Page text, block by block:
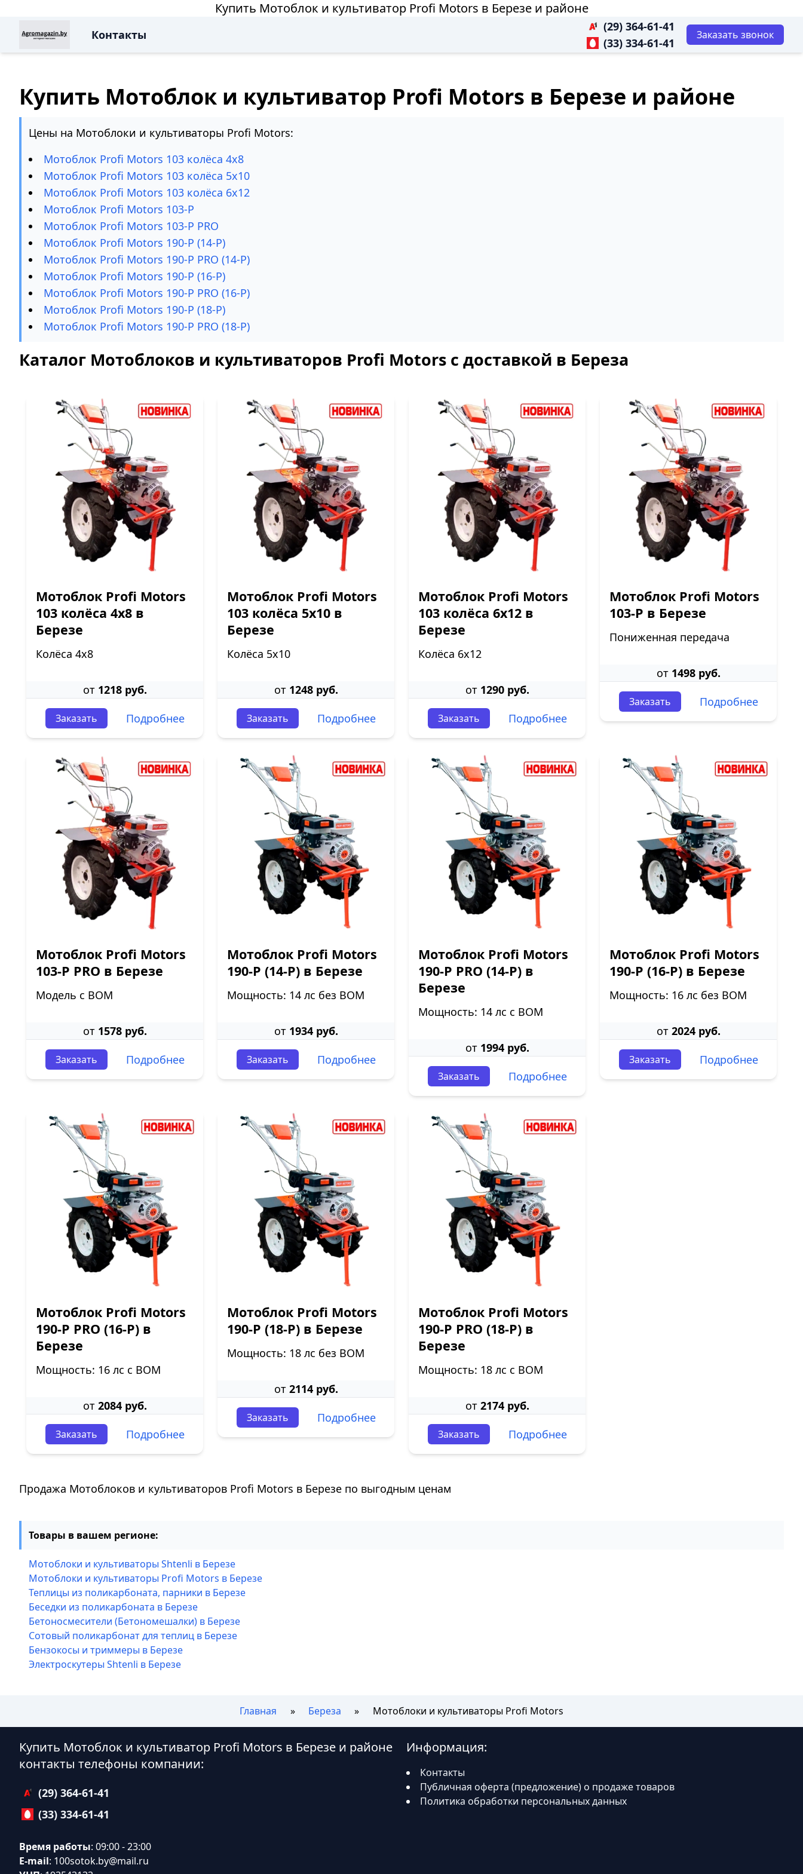
Купить Мотоблок и культиватор Profi Motors в Березе и районе
Контакты
(29) 364-61-41
(33) 334-61-41
Заказать звонок
Купить Мотоблок и культиватор Profi Motors в Березе и районе
Цены на Мотоблоки и культиваторы Profi Motors:
Мотоблок Profi Motors 103 колёса 4х8
Мотоблок Profi Motors 103 колёса 5х10
Мотоблок Profi Motors 103 колёса 6х12
Мотоблок Profi Motors 103-P
Мотоблок Profi Motors 103-P PRO
Мотоблок Profi Motors 190-P (14-P)
Мотоблок Profi Motors 190-P PRO (14-P)
Мотоблок Profi Motors 190-P (16-P)
Мотоблок Profi Motors 190-P PRO (16-P)
Мотоблок Profi Motors 190-P (18-P)
Мотоблок Profi Motors 190-P PRO (18-P)
Каталог Мотоблоков и культиваторов Profi Motors с доставкой в Береза
Мотоблок Profi Motors
103 колёса 4х8 в
Березе
Колёса 4х8
от 1218 руб.
Заказать Подробнее
Мотоблок Profi Motors
103 колёса 5х10 в
Березе
Колёса 5х10
от 1248 руб.
Заказать Подробнее
Мотоблок Profi Motors
103 колёса 6х12 в
Березе
Колёса 6х12
от 1290 руб.
Заказать Подробнее
Мотоблок Profi Motors
103-P в Березе
Пониженная передача
от 1498 руб.
Заказать Подробнее
Мотоблок Profi Motors
103-P PRO в Березе
Модель с ВОМ
от 1578 руб.
Заказать Подробнее
Мотоблок Profi Motors
190-P (14-P) в Березе
Мощность: 14 лс без ВОМ
от 1934 руб.
Заказать Подробнее
Мотоблок Profi Motors
190-P PRO (14-P) в
Березе
Мощность: 14 лс с ВОМ
от 1994 руб.
Заказать Подробнее
Мотоблок Profi Motors
190-P (16-P) в Березе
Мощность: 16 лс без ВОМ
от 2024 руб.
Заказать Подробнее
Мотоблок Profi Motors
190-P PRO (16-P) в
Березе
Мощность: 16 лс с ВОМ
от 2084 руб.
Заказать Подробнее
Мотоблок Profi Motors
190-P (18-P) в Березе
Мощность: 18 лс без ВОМ
от 2114 руб.
Заказать Подробнее
Мотоблок Profi Motors
190-P PRO (18-P) в
Березе
Мощность: 18 лс с ВОМ
от 2174 руб.
Заказать Подробнее
Продажа Мотоблоков и культиваторов Profi Motors в Березе по выгодным ценам
Товары в вашем регионе:
Мотоблоки и культиваторы Shtenli в Березе
Мотоблоки и культиваторы Profi Motors в Березе
Теплицы из поликарбоната, парники в Березе
Беседки из поликарбоната в Березе
Бетоносмесители (Бетономешалки) в Березе
Сотовый поликарбонат для теплиц в Березе
Бензокосы и триммеры в Березе
Электроскутеры Shtenli в Березе
Главная Береза Мотоблоки и культиваторы Profi Motors
Купить Мотоблок и культиватор Profi Motors в Березе и районе
контакты телефоны компании:
(29) 364-61-41
(33) 334-61-41
Время работы: 09:00 - 23:00
E-mail: 100sotok.by@mail.ru
Информация:
Контакты
Публичная оферта (предложение) о продаже товаров
Политика обработки персональных данных